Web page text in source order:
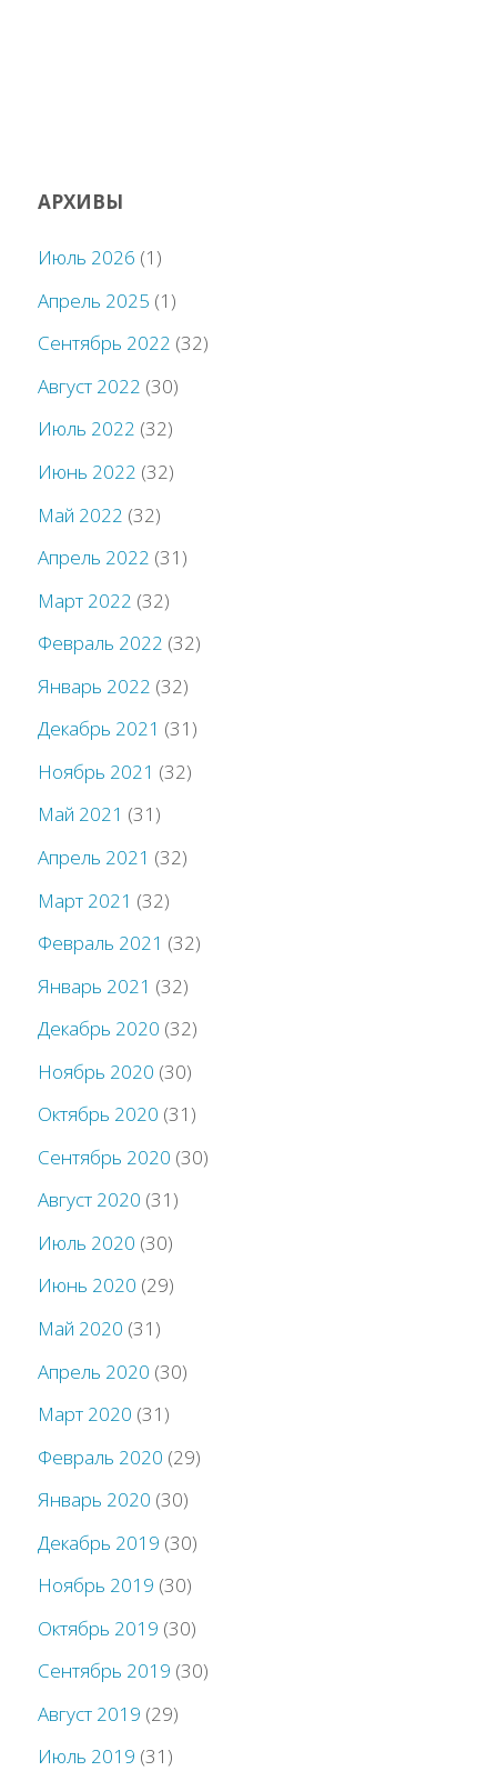
АРХИВЫ
Июль 2026 (1)
Апрель 2025 (1)
Сентябрь 2022 (32)
Август 2022 (30)
Июль 2022 (32)
Июнь 2022 (32)
Май 2022 (32)
Апрель 2022 (31)
Март 2022 (32)
Февраль 2022 (32)
Январь 2022 (32)
Декабрь 2021 (31)
Ноябрь 2021 (32)
Май 2021 (31)
Апрель 2021 (32)
Март 2021 (32)
Февраль 2021 (32)
Январь 2021 (32)
Декабрь 2020 (32)
Ноябрь 2020 (30)
Октябрь 2020 (31)
Сентябрь 2020 (30)
Август 2020 (31)
Июль 2020 (30)
Июнь 2020 (29)
Май 2020 (31)
Апрель 2020 (30)
Март 2020 (31)
Февраль 2020 (29)
Январь 2020 (30)
Декабрь 2019 (30)
Ноябрь 2019 (30)
Октябрь 2019 (30)
Сентябрь 2019 (30)
Август 2019 (29)
Июль 2019 (31)